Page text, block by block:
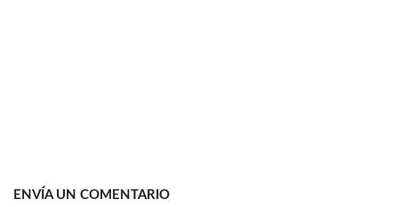
ENVÍA UN COMENTARIO